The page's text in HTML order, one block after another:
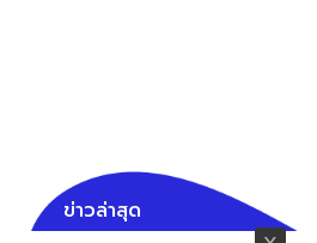
ข่าวล่าสุด